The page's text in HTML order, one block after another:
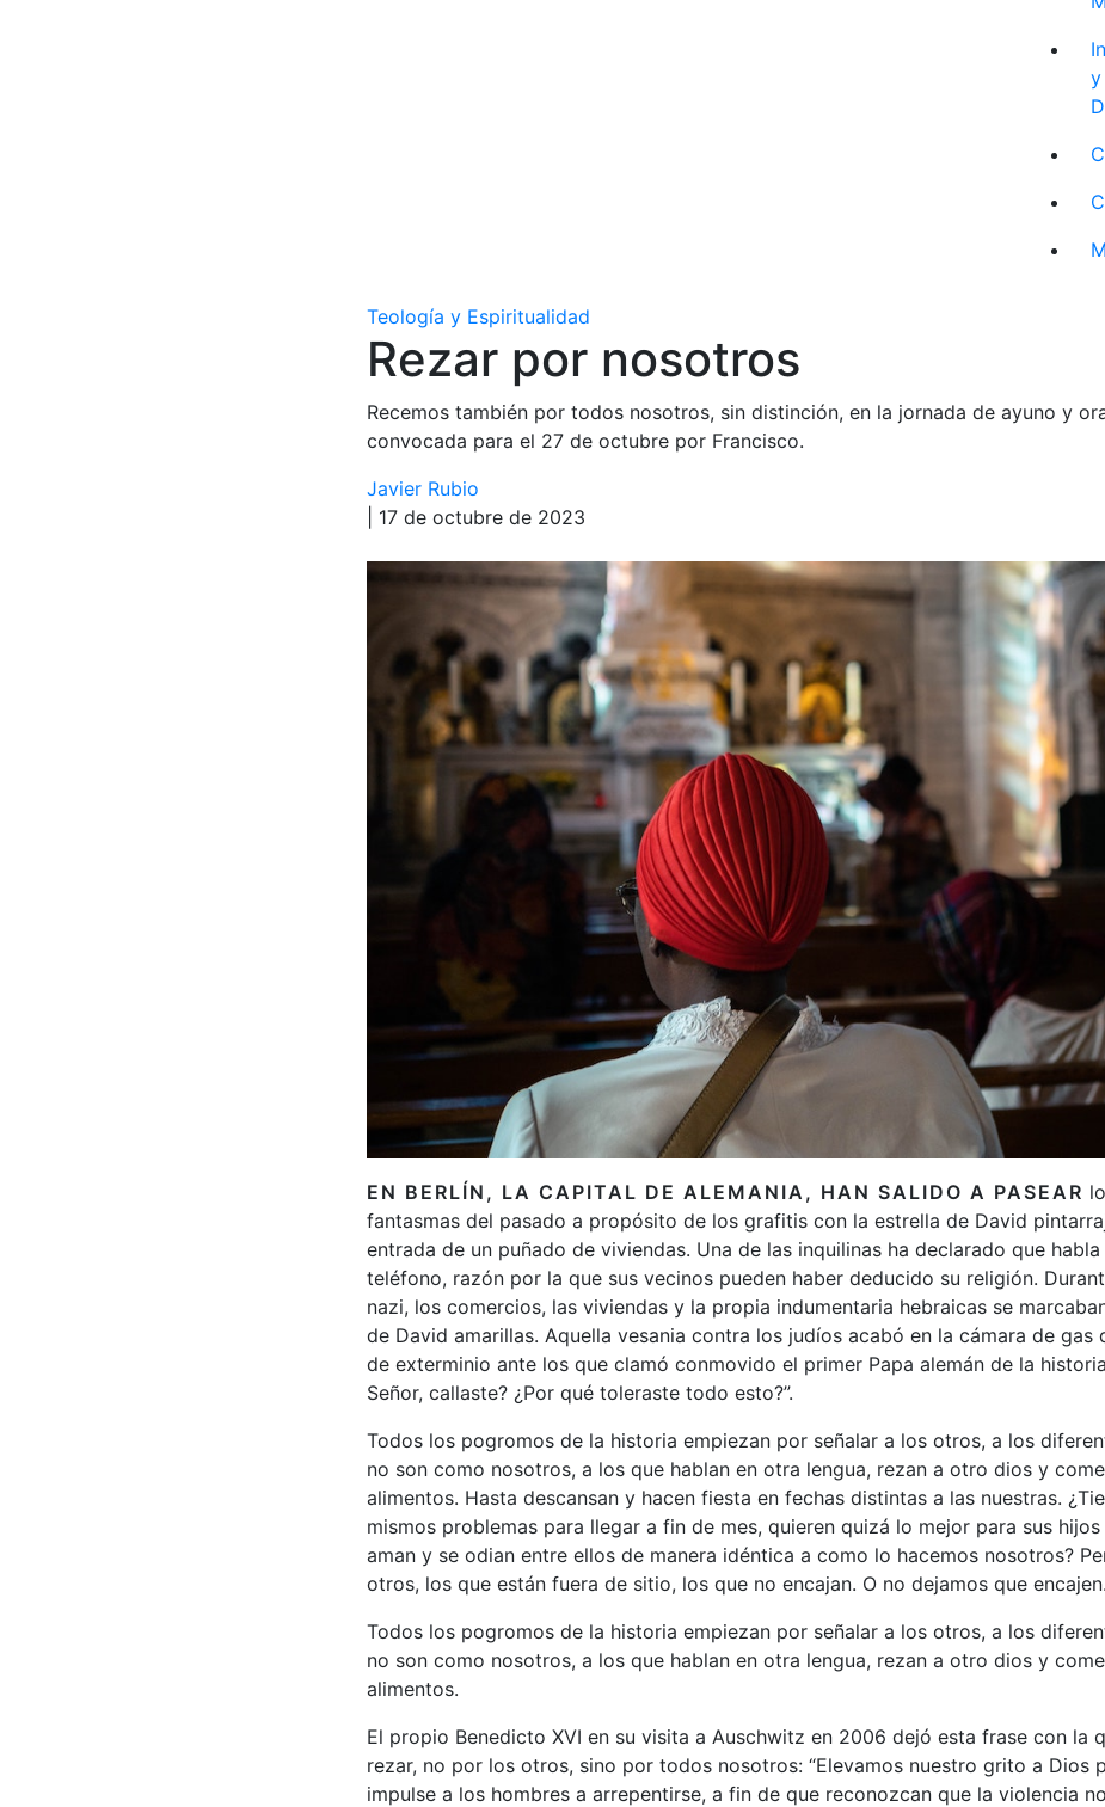
y
Teología y Espiritualidad
Rezar por nosotros
Recemos también por todos nosotros, sin distinción, en la jornada de ayuno y
convocada para el 27 de octubre por Francisco.
Javier Rubio
| 17 de octubre de 2023
EN BERLÍN, LA CAPITAL DE ALEMANIA, HAN SALIDO A PASEAR
fantasmas del pasado a propósito de los grafitis con la estrella de David
entrada de un puñado de viviendas. Una de las inquilinas ha declarado que
teléfono, razón por la que sus vecinos pueden haber deducido su religión.
nazi, los comercios, las viviendas y la propia indumentaria hebraicas se
de David amarillas. Aquella vesania contra los judíos acabó en la cámara de gas
de exterminio ante los que clamó conmovido el primer Papa alemán de la
Señor, callaste? ¿Por qué toleraste todo esto?”.
Todos los pogromos de la historia empiezan por señalar a los otros, a los
no son como nosotros, a los que hablan en otra lengua, rezan a otro dios y
alimentos. Hasta descansan y hacen fiesta en fechas distintas a las nuestras.
mismos problemas para llegar a fin de mes, quieren quizá lo mejor para sus
aman y se odian entre ellos de manera idéntica a como lo hacemos nosotros?
otros, los que están fuera de sitio, los que no encajan. O no dejamos que encajen.
Todos los pogromos de la historia empiezan por señalar a los otros, a los
no son como nosotros, a los que hablan en otra lengua, rezan a otro dios y
alimentos.
El propio Benedicto XVI en su visita a Auschwitz en 2006 dejó esta frase con la
rezar, no por los otros, sino por todos nosotros: “Elevamos nuestro grito a Dios
impulse a los hombres a arrepentirse, a fin de que reconozcan que la violencia